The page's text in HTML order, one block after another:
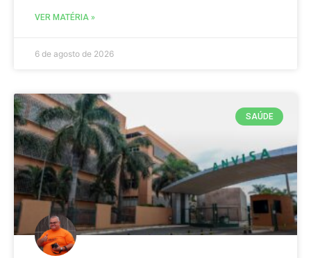
VER MATÉRIA »
6 de agosto de 2026
SAÚDE